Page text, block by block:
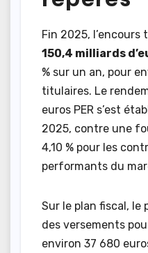
Fin 2025,
150,4 milliards
% sur un an, pour
titulaires. Le
euros PER s’est
2025, contre une
4,10 % pour les
performants du
Sur le plan fiscal,
des versements
environ 37 680